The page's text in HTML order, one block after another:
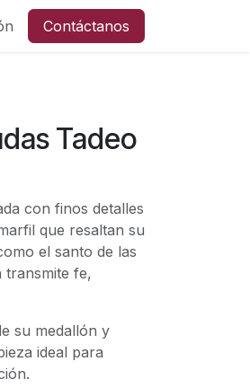
Contáctanos
Tadeo
con finos detalles
que resaltan su
el santo de las
transmite fe,
su medallón y
ideal para